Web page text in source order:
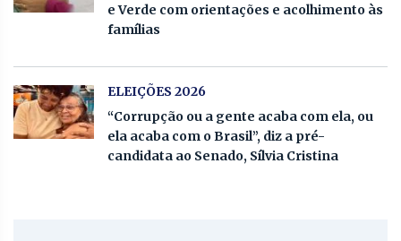
e Verde com orientações e acolhimento às
famílias
ELEIÇÕES 2026
“Corrupção ou a gente acaba com ela, ou
ela acaba com o Brasil”, diz a pré-
candidata ao Senado, Sílvia Cristina